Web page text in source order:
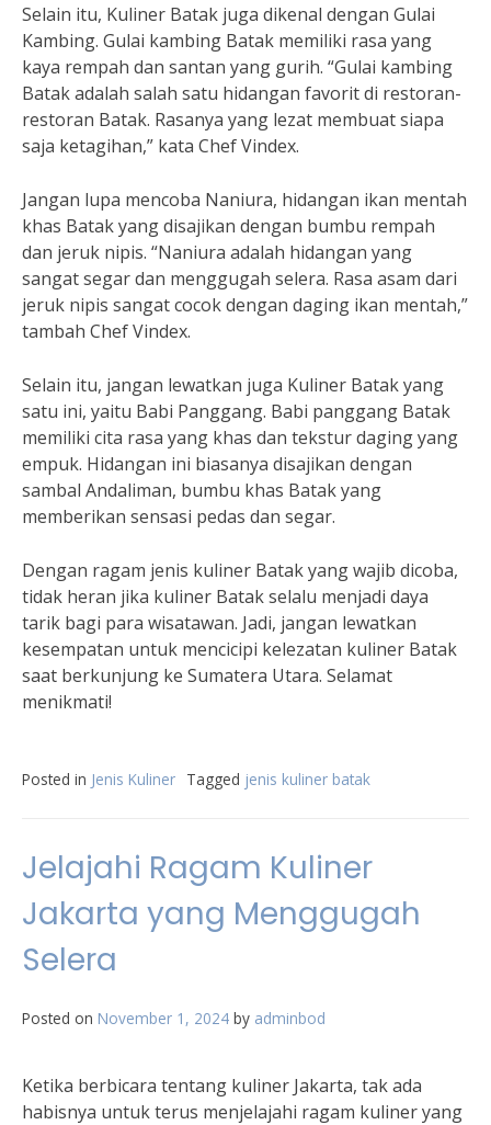
Selain itu, Kuliner Batak juga dikenal dengan Gulai
Kambing. Gulai kambing Batak memiliki rasa yang
kaya rempah dan santan yang gurih. “Gulai kambing
Batak adalah salah satu hidangan favorit di restoran-
restoran Batak. Rasanya yang lezat membuat siapa
saja ketagihan,” kata Chef Vindex.
Jangan lupa mencoba Naniura, hidangan ikan mentah
khas Batak yang disajikan dengan bumbu rempah
dan jeruk nipis. “Naniura adalah hidangan yang
sangat segar dan menggugah selera. Rasa asam dari
jeruk nipis sangat cocok dengan daging ikan mentah,”
tambah Chef Vindex.
Selain itu, jangan lewatkan juga Kuliner Batak yang
satu ini, yaitu Babi Panggang. Babi panggang Batak
memiliki cita rasa yang khas dan tekstur daging yang
empuk. Hidangan ini biasanya disajikan dengan
sambal Andaliman, bumbu khas Batak yang
memberikan sensasi pedas dan segar.
Dengan ragam jenis kuliner Batak yang wajib dicoba,
tidak heran jika kuliner Batak selalu menjadi daya
tarik bagi para wisatawan. Jadi, jangan lewatkan
kesempatan untuk mencicipi kelezatan kuliner Batak
saat berkunjung ke Sumatera Utara. Selamat
menikmati!
Posted in Jenis Kuliner Tagged jenis kuliner batak
Jelajahi Ragam Kuliner
Jakarta yang Menggugah
Selera
Posted on November 1, 2024 by adminbod
Ketika berbicara tentang kuliner Jakarta, tak ada
habisnya untuk terus menjelajahi ragam kuliner yang